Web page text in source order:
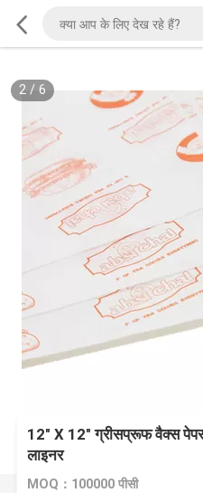
2/ 6
12" X 12" ग्रीसप्रूफ वैक्स
लाइनर
MOQ：100000 पीसी